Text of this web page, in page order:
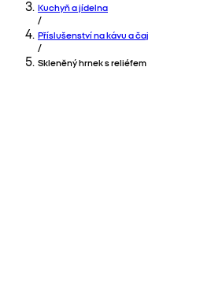
Kuchyň a jídelna
/
Příslušenství na kávu a čaj
/
Skleněný hrnek s reliéfem